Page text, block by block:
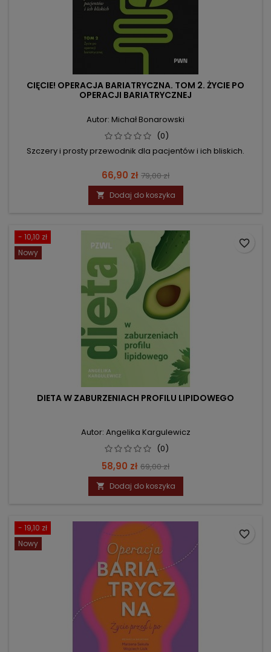
CIĘCIE! OPERACJA BARIATRYCZNA. TOM 2. ŻYCIE PO
OPERACJI BARIATRYCZNEJ
Autor: Michał Bonarowski
(0)
Szczery i prosty przewodnik dla pacjentów i ich bliskich.
Cena
66,90 zł Cena
podstawowa
79,00 zł
 Dodaj do koszyka
- 10,10 zł
Nowy
DIETA W ZABURZENIACH PROFILU LIPIDOWEGO
Autor: Angelika Kargulewicz
(0)
Cena
58,90 zł Cena
podstawowa
69,00 zł
 Dodaj do koszyka
favorite_border
- 19,10 zł
Nowy
favorite_border